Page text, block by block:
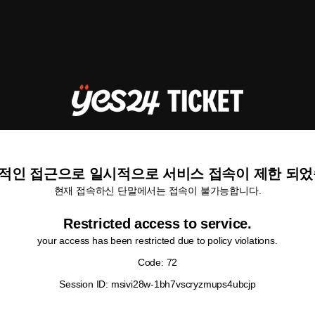
인 접근으로 일시적으로 서비스 접속이 제한 되
현재 접속하신 단말에서는 접속이 불가능합니다.
Restricted access to service.
your access has been restricted due to policy violations.
Code: 72
Session ID: msivi28w-1bh7vscryzmups4ubcjp